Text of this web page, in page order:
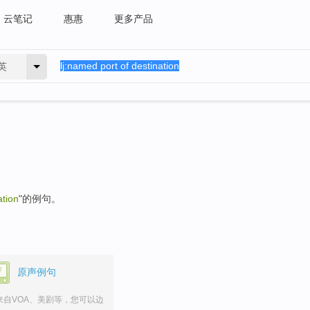
云笔记 惠惠 更多产品
"的例句。
原声例句
自VOA、美剧等，您可以边